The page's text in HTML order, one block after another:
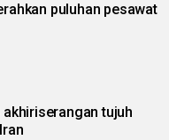
puluhan pesawat
tujuh